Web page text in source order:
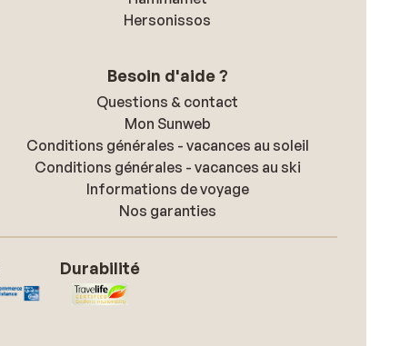
Hersonissos
Besoin d'aide ?
Questions & contact
Mon Sunweb
Conditions générales - vacances au soleil
Conditions générales - vacances au ski
Informations de voyage
Nos garanties
Durabilité